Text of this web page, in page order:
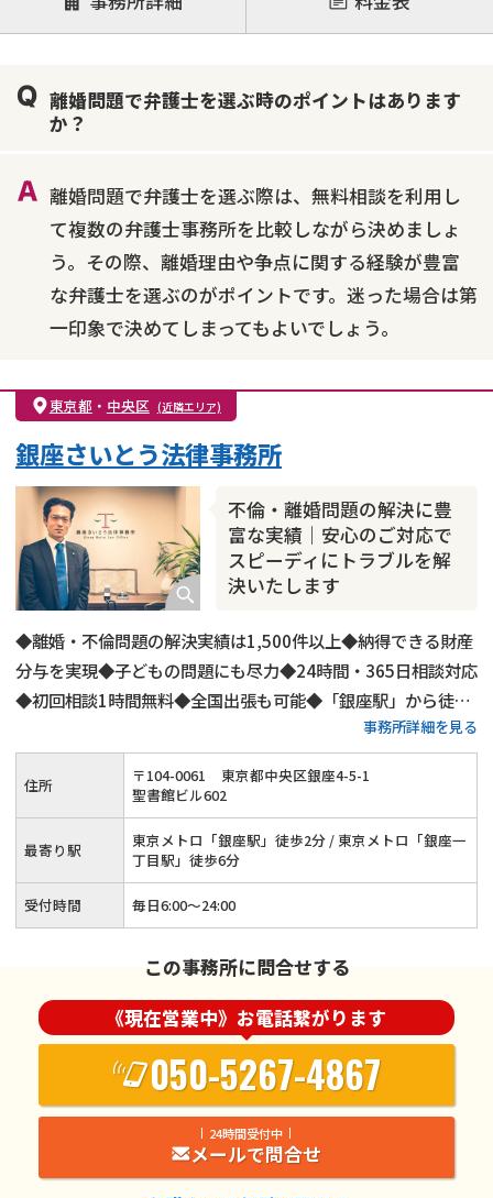
離婚前相談
離婚調停
離婚裁判
不貞・不倫慰謝料請求
国際離婚
養育費問題
財産分与
離婚問題で弁護士を選ぶ時のポイントはあります
か？
離婚問題で弁護士を選ぶ際は、無料相談を利用し
て複数の弁護士事務所を比較しながら決めましょ
う。その際、離婚理由や争点に関する経験が豊富
な弁護士を選ぶのがポイントです。迷った場合は第
一印象で決めてしまってもよいでしょう。
東京都 ・ 中央区 (近隣エリア)
不倫・離婚問題の解決に豊
富な実績｜安心のご対応で
スピーディにトラブルを解
決いたします
銀座さいとう法律事務所
◆離婚・不倫問題の解決実績は1,500件以上◆納得できる財産
分与を実現◆子どもの問題にも尽力◆24時間・365日相談対応
◆初回相談1時間無料◆全国出張も可能◆「銀座駅」から徒歩
事務所詳細を見る
住所 〒104-0061
東京都中央区銀座4-5-1
聖書館ビル602
最寄り駅
東京メトロ「銀座駅」徒歩2分 / 東京メトロ「銀座一
丁目駅」徒歩6分
受付時間 毎日6:00～24:00
この事務所に問合せする
《現在営業中》お電話繋がります
050-5267-4867
24時間受付中
メールで問合せ